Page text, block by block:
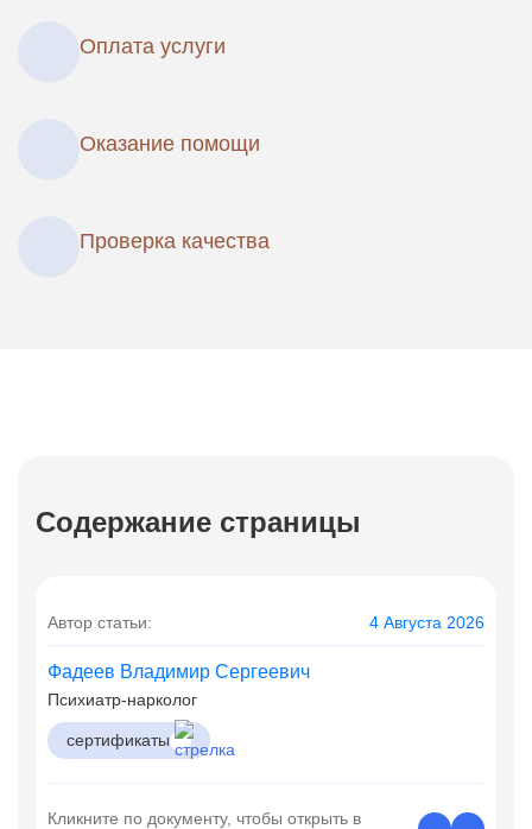
Оплата услуги
Оказание помощи
Проверка качества
Содержание страницы
Автор статьи: 4 Августа 2026
Фадеев Владимир Сергеевич
Психиатр-нарколог
сертификаты
Кликните по документу, чтобы открыть в